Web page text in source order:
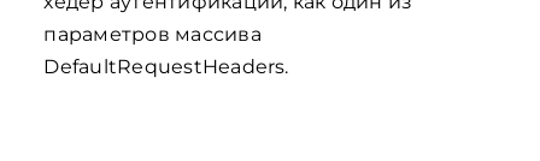
параметров массива
DefaultRequestHeaders.